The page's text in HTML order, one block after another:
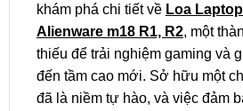
khám phá chi tiết về Loa
Alienware m18 R1, R2, một
thiếu để trải nghiệm gaming và
đến tầm cao mới. Sở hữu một
đã là niềm tự hào, và việc đảm